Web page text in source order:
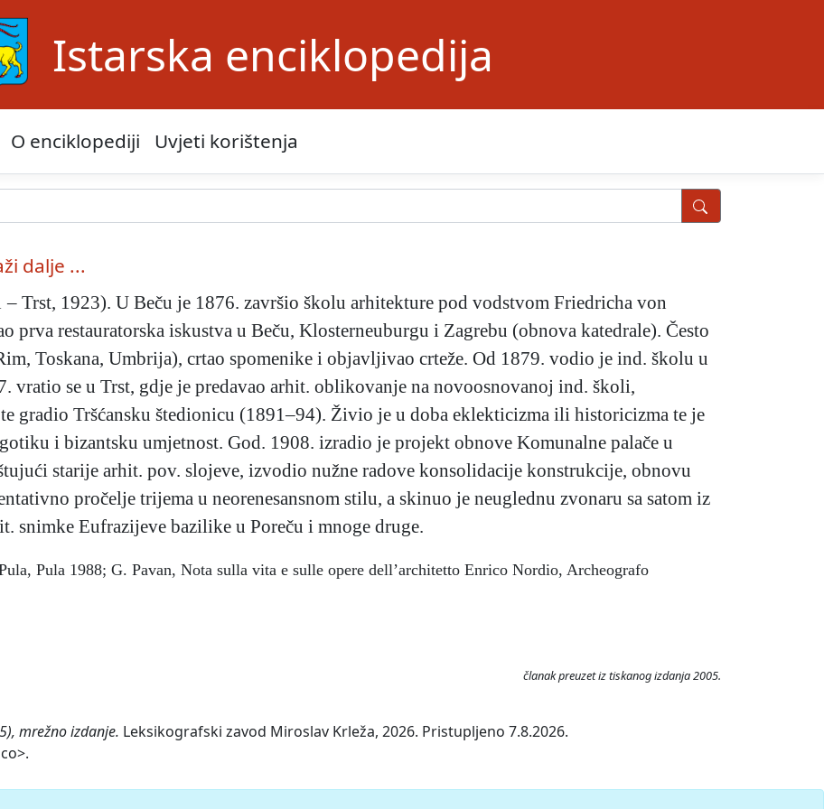
Istarska enciklopedija
O enciklopediji Uvjeti korištenja
dalje ...
Trst, 1923). U Beču je 1876. završio školu arhitekture pod vodstvom Friedricha von
prva restauratorska iskustva u Beču, Klosterneuburgu i Zagrebu (obnova katedrale). Često
Toskana, Umbrija), crtao spomenike i objavljivao crteže. Od 1879. vodio je ind. školu u
vratio se u Trst, gdje je predavao arhit. oblikovanje na novoosnovanoj ind. školi,
gradio Tršćansku štedionicu (1891–94). Živio je u doba eklekticizma ili historicizma te je
i bizantsku umjetnost. God. 1908. izradio je projekt obnove Komunalne palače u
starije arhit. pov. slojeve, izvodio nužne radove konsolidacije konstrukcije, obnovu
pročelje trijema u neorenesansnom stilu, a skinuo je neuglednu zvonaru sa satom iz
snimke Eufrazijeve bazilike u Poreču i mnoge druge.
Pula 1988; G. Pavan, Nota sulla vita e sulle opere dell’architetto Enrico Nordio, Archeografo
članak preuzet iz tiskanog izdanja 2005.
mrežno izdanje. Leksikografski zavod Miroslav Krleža, 2026. Pristupljeno 7.8.2026.